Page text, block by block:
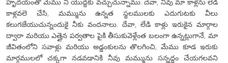
కాళ్లవలె చేసి, మమ్మును ఉన్నత స్థలములకు ఎదుగుటకు వీలు
కలుగజేయుచున్నందుకై నీకు వందనాలు. దేవా, లేడి కాళ్లు ఇరుకైన మార్గాల
ద్వారా మరియు ఎత్తైన పర్వతాల పైకి తీసుకువెళ్లేంత బలంగా ఉన్నట్లుగానే, మా
జీవితంలోని సవాళ్లు మరియు అడ్డంకులను తొలగించి, మేము కూడ ఇరుకు
మార్గములలో చక్కగా నడవడానికి నీవు మమ్మును సన్నద్ధం చేయగలవని